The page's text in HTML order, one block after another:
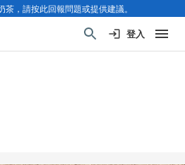
茶，請按此回報問題或提供建議。
登入